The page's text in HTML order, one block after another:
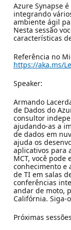
Azure Synapse
integrando
ambiente ágil
Nesta sessão
características
Referência no
https://aka.ms/
Speaker:
Armando
de Dados do
consultor
ajudando-as a
de dados em
ajuda os
aplicativos para
MCT, você
conhecimento e
de TI em salas
conferências
andar de moto,
Califórnia. Siga-
Próximas